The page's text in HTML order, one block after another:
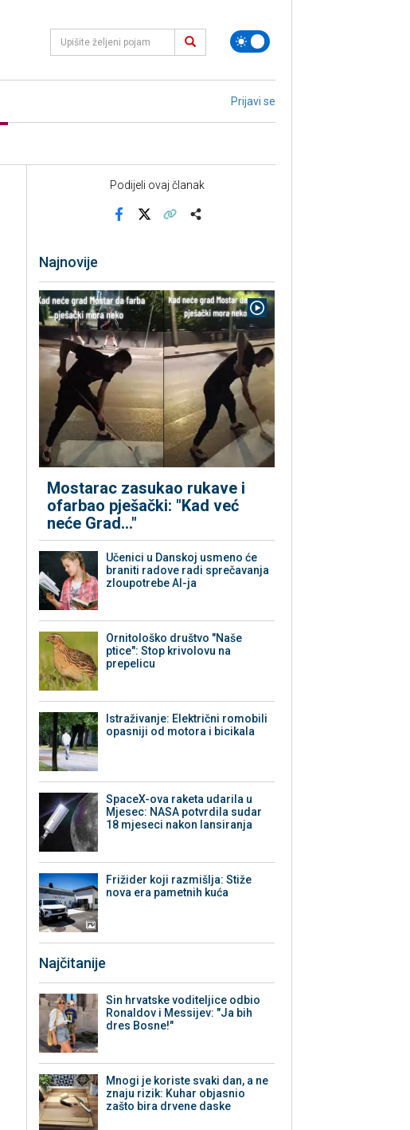
Prijavi se
Podijeli ovaj članak
Najnovije
Mostarac zasukao rukave i
ofarbao pješački: "Kad već
neće Grad..."
Učenici u Danskoj usmeno će
braniti radove radi sprečavanja
zloupotrebe AI-ja
Ornitološko društvo "Naše
ptice": Stop krivolovu na
prepelicu
Istraživanje: Električni romobili
opasniji od motora i bicikala
SpaceX-ova raketa udarila u
Mjesec: NASA potvrdila sudar
18 mjeseci nakon lansiranja
Frižider koji razmišlja: Stiže
nova era pametnih kuća
Najčitanije
Sin hrvatske voditeljice odbio
Ronaldov i Messijev: "Ja bih
dres Bosne!"
Mnogi je koriste svaki dan, a ne
znaju rizik: Kuhar objasnio
zašto bira drvene daske